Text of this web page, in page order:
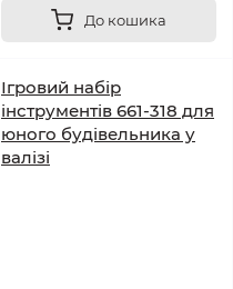
До кошика
Ігровий набір
інструментів 661-318 для
юного будівельника у
валізі